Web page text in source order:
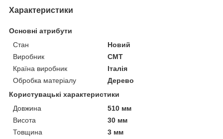
Характеристики
Основні атрибути
Стан
Новий
Виробник
CMT
Країна виробник
Італія
Обробка матеріалу
Дерево
Користувацькi характеристики
Довжина
510 мм
Висота
30 мм
Товщина
3 мм